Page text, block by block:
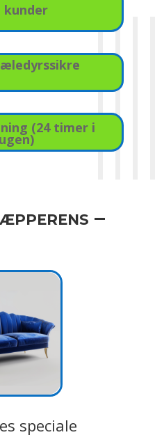
kunder
(24 timer i
–
speciale